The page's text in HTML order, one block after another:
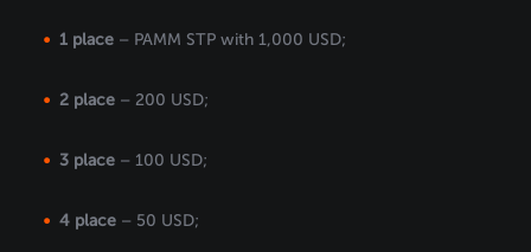
1 place – PAMM STP with 1,000 USD;
2 place – 200 USD;
3 place – 100 USD;
4 place – 50 USD;